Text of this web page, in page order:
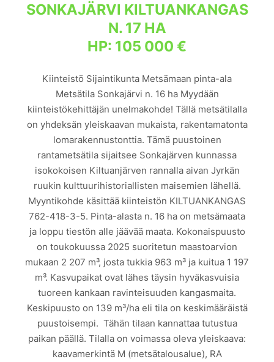
SONKAJÄRVI KILTUANKANGAS
N. 17 HA
HP: 105 000 €
Kiinteistö Sijaintikunta Metsämaan pinta-ala
Metsätila Sonkajärvi n. 16 ha Myydään
kiinteistökehittäjän unelmakohde! Tällä metsätilalla
on yhdeksän yleiskaavan mukaista, rakentamatonta
lomarakennustonttia. Tämä puustoinen
rantametsätila sijaitsee Sonkajärven kunnassa
isokokoisen Kiltuanjärven rannalla aivan Jyrkän
ruukin kulttuurihistoriallisten maisemien lähellä.
Myyntikohde käsittää kiinteistön KILTUANKANGAS
762-418-3-5. Pinta-alasta n. 16 ha on metsämaata
ja loppu tiestön alle jäävää maata. Kokonaispuusto
on toukokuussa 2025 suoritetun maastoarvion
mukaan 2 207 m³, josta tukkia 963 m³ ja kuitua 1 197
m³. Kasvupaikat ovat lähes täysin hyväkasvuisia
tuoreen kankaan ravinteisuuden kangasmaita.
Keskipuusto on 139 m³/ha eli tila on keskimääräistä
puustoisempi. Tähän tilaan kannattaa tutustua
paikan päällä. Tilalla on voimassa oleva yleiskaava:
kaavamerkintä M (metsätalousalue), RA